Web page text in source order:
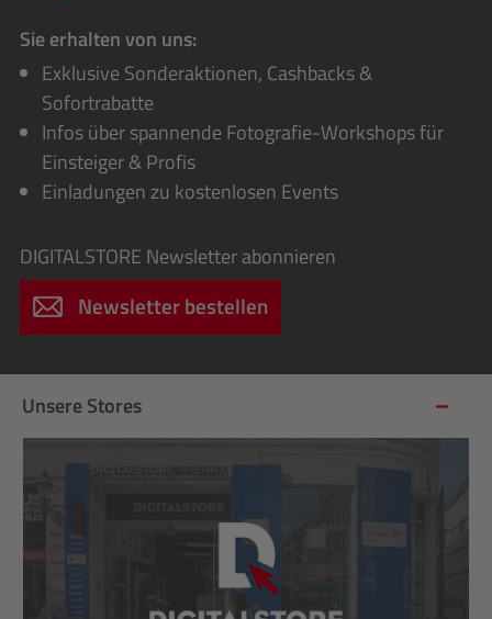
Sie erhalten von uns:
Exklusive Sonderaktionen, Cashbacks &
Sofortrabatte
Infos über spannende Fotografie-Workshops für
Einsteiger & Profis
Einladungen zu kostenlosen Events
DIGITALSTORE Newsletter abonnieren
Newsletter bestellen
Unsere Stores